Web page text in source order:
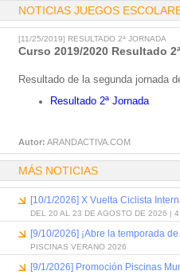
NOTICIAS JUEGOS
[11/25/2019] RESULTADO 2ª JORNADA
Curso 2019/2020 Resultado
Resultado de la segunda jornada
Resultado 2ª Jornada
Autor: ARANDACTIVA.COM
MÁS NOTICIAS
[10/1/2026] X Vuelta Ciclista
DEL 20 AL 23 DE AGOSTO DE 2026 | 4
[9/10/2026] ¡Abre la temporada
PISCINAS VERANO 2026
[9/1/2026] Promoción Piscinas